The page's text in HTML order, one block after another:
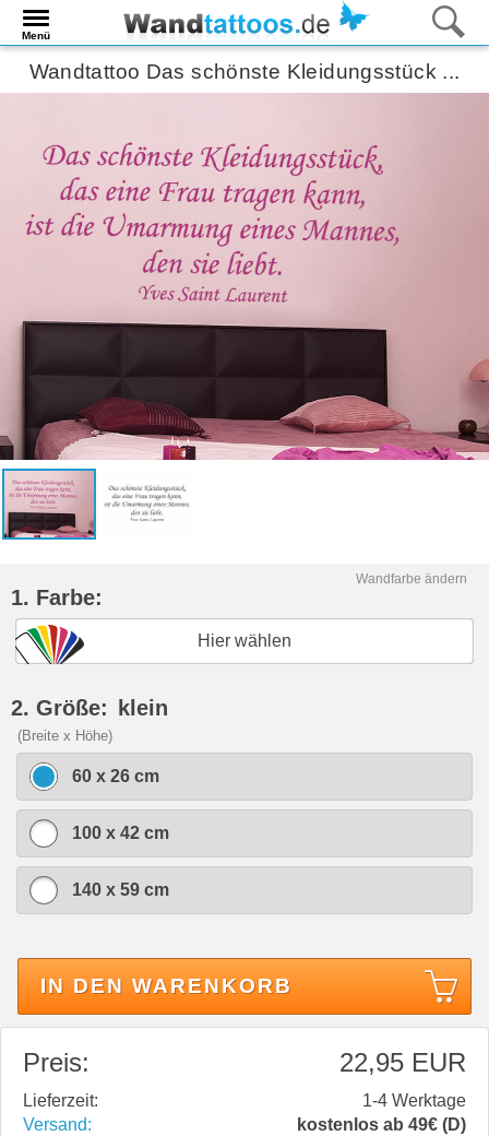
Menü
Wandtattoo Das schönste Kleidungsstück ...
Wandfarbe ändern
1. Farbe:
Hier wählen
2. Größe: klein
(Breite x Höhe)
60 x 26 cm
100 x 42 cm
140 x 59 cm
IN DEN WARENKORB
Preis: 22,95 EUR
Lieferzeit:
1-4 Werktage
Versand:
kostenlos ab 49€ (D)